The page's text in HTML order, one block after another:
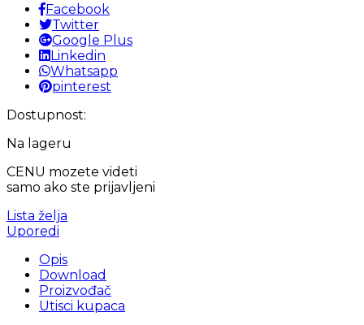
Facebook
Twitter
Google Plus
Linkedin
Whatsapp
pinterest
Dostupnost:
Na lageru
CENU mozete videti
samo ako ste prijavljeni
Lista želja
Uporedi
Opis
Download
Proizvođač
Utisci kupaca